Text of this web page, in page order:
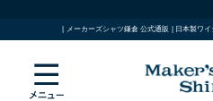
| メーカーズシャツ鎌倉 公式通販 | 日本製ワ